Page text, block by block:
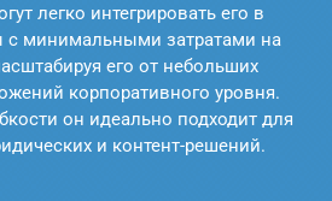
легко интегрировать его в
с минимальными затратами на
его от небольших
корпоративного уровня.
он идеально подходит для
и контент-решений.